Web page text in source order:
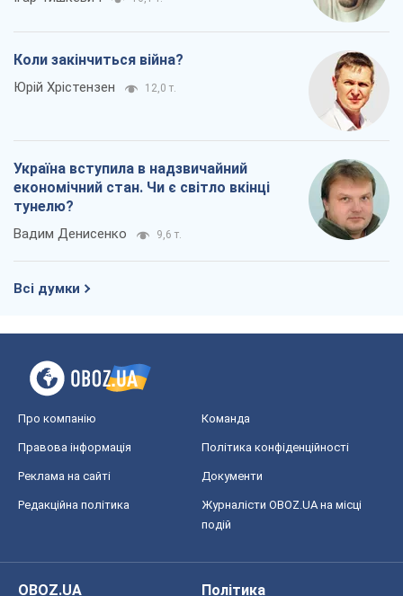
Коли закінчиться війна?
Юрій Хрістензен 12,0 т.
Україна вступила в надзвичайний
економічний стан. Чи є світло вкінці
тунелю?
Вадим Денисенко 9,6 т.
Всі думки
Про компанію Команда
Правова інформація Політика конфіденційності
Реклама на сайті Документи
Редакційна політика
Журналісти OBOZ.UA на місці
подій
OBOZ.UA
Політика